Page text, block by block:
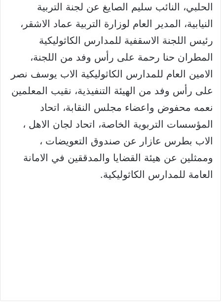
الحلبي، النائب سليم الصايغ عن لجنة التربية
النيابية، المدير العام لوزارة التربية عماد الاشقر،
رئيس اللجنة الاسقفية للمدارس الكاثوليكية
المطران حنا رحمة على رأس وفد من اللجنة،
الامين العام للمدارس الكاثوليكية الاب يوسف نصر
على رأس وفد من الهيئة التنفيذية، نقيب المعلمين
نعمه محفوض واعضاء مجلس النقابة، اتحاد
المؤسسات التربوية الخاصة، اتحاد لجان الاهل ،
الاب بطرس عازار عن صندوق التعويضات ،
وممثلين عن هيئة القضايا والمدققين في الامانة
العامة للمدارس الكاثوليكية.